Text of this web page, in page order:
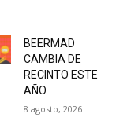
BEERMAD
CAMBIA DE
RECINTO ESTE
AÑO
8 agosto, 2026